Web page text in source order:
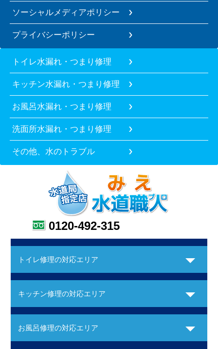
ソーシャルメディアポリシー
プライバシーポリシー
トイレ水漏れ・つまり修理
キッチン水漏れ・つまり修理
お風呂水漏れ・つまり修理
洗面所水漏れ・つまり修理
その他、水のトラブル
0120-492-315
トイレ修理の対応エリア
キッチン修理の対応エリア
お風呂修理の対応エリア